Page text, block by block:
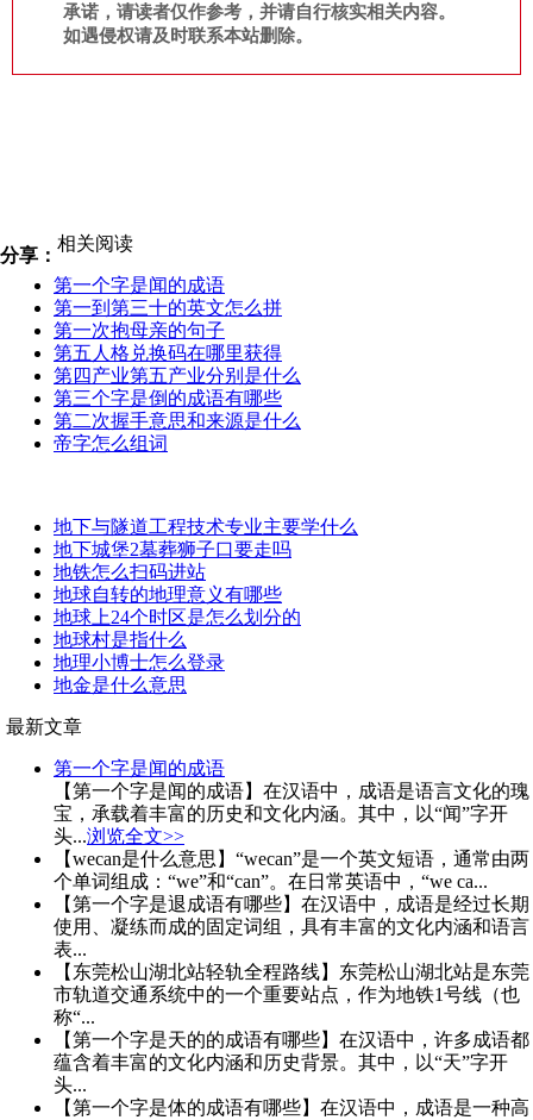
承诺，请读者仅作参考，并请自行核实相关内容。
如遇侵权请及时联系本站删除。
分享：
相关阅读
第一个字是闻的成语
第一到第三十的英文怎么拼
第一次抱母亲的句子
第五人格兑换码在哪里获得
第四产业第五产业分别是什么
第三个字是倒的成语有哪些
第二次握手意思和来源是什么
帝字怎么组词
地下与隧道工程技术专业主要学什么
地下城堡2墓葬狮子口要走吗
地铁怎么扫码进站
地球自转的地理意义有哪些
地球上24个时区是怎么划分的
地球村是指什么
地理小博士怎么登录
地金是什么意思
最新文章
第一个字是闻的成语
【第一个字是闻的成语】在汉语中，成语是语言文化的瑰
宝，承载着丰富的历史和文化内涵。其中，以“闻”字开
头...浏览全文>>
【wecan是什么意思】“wecan”是一个英文短语，通常由两
个单词组成：“we”和“can”。在日常英语中，“we ca...
【第一个字是退成语有哪些】在汉语中，成语是经过长期
使用、凝练而成的固定词组，具有丰富的文化内涵和语言
表...
【东莞松山湖北站轻轨全程路线】东莞松山湖北站是东莞
市轨道交通系统中的一个重要站点，作为地铁1号线（也
称“...
【第一个字是天的的成语有哪些】在汉语中，许多成语都
蕴含着丰富的文化内涵和历史背景。其中，以“天”字开
头...
【第一个字是体的成语有哪些】在汉语中，成语是一种高